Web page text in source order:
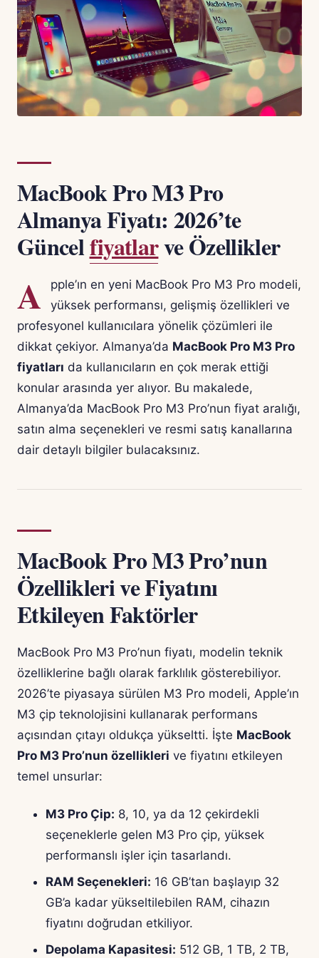
MacBook Pro M3 Pro
Almanya Fiyatı: 2026’te
Güncelfiyatlarve Özellikler
A
pple’ın en yeni MacBook Pro M3 Pro modeli,
yüksek performansı, gelişmiş özellikleri ve
profesyonel kullanıcılara yönelik çözümleri ile
dikkat çekiyor. Almanya’da MacBook Pro M3 Pro
fiyatları da kullanıcıların en çok merak ettiği
konular arasında yer alıyor. Bu makalede,
Almanya’da MacBook Pro M3 Pro’nun fiyat aralığı,
satın alma seçenekleri ve resmi satış kanallarına
dair detaylı bilgiler bulacaksınız.
MacBook Pro M3 Pro’nun
Özellikleri ve Fiyatını
Etkileyen Faktörler
MacBook Pro M3 Pro’nun fiyatı, modelin teknik
özelliklerine bağlı olarak farklılık gösterebiliyor.
2026’te piyasaya sürülen M3 Pro modeli, Apple’ın
M3 çip teknolojisini kullanarak performans
açısından çıtayı oldukça yükseltti. İşte MacBook
Pro M3 Pro’nun özellikleri ve fiyatını etkileyen
temel unsurlar:
M3 Pro Çip: 8, 10, ya da 12 çekirdekli
seçeneklerle gelen M3 Pro çip, yüksek
performanslı işler için tasarlandı.
RAM Seçenekleri: 16 GB’tan başlayıp 32
GB’a kadar yükseltilebilen RAM, cihazın
fiyatını doğrudan etkiliyor.
Depolama Kapasitesi: 512 GB, 1 TB, 2 TB,